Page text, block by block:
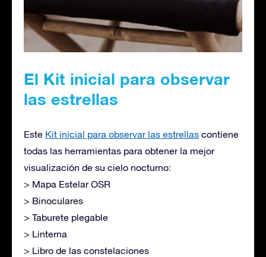
El Kit inicial para observar
las estrellas
Este Kit inicial para observar las estrellas contiene
todas las herramientas para obtener la mejor
visualización de su cielo nocturno:
> Mapa Estelar OSR
> Binoculares
> Taburete plegable
> Linterna
> Libro de las constelaciones